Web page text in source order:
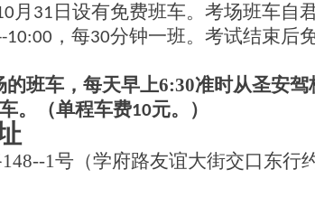
月 31 日设有免费班车。考场班车自
10:00 ，每30分钟一班。考试结束后
的班车，每天早上6:30准时从圣安驾
。（单程车费10元。）
148--1号（学府路友谊大街交口东行